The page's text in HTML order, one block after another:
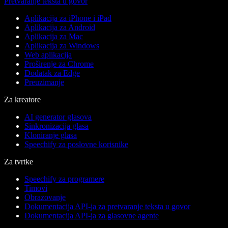
Aplikacija za iPhone i iPad
Aplikacija za Android
Aplikacija za Mac
Aplikacija za Windows
Web aplikacija
Proširenje za Chrome
Dodatak za Edge
Preuzimanje
Za kreatore
AI generator glasova
Sinkronizacija glasa
Kloniranje glasa
Speechify za poslovne korisnike
Za tvrtke
Speechify za programere
Timovi
Obrazovanje
Dokumentacija API-ja za pretvaranje teksta u govor
Dokumentacija API-ja za glasovne agente